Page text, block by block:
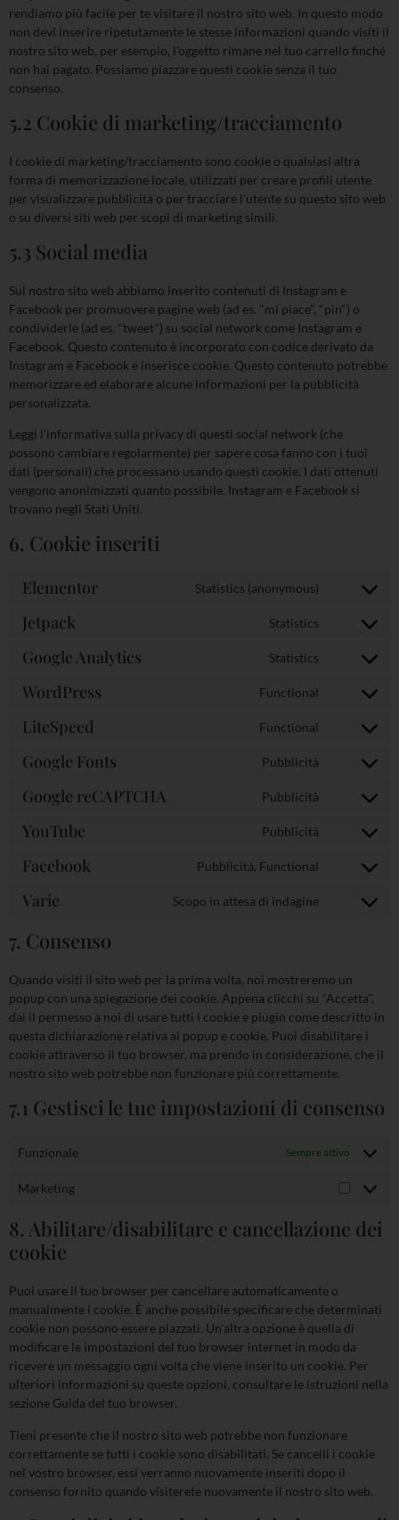
rendiamo più facile per te visitare il nostro sito web. In questo modo
non devi inserire ripetutamente le stesse informazioni quando visiti il
nostro sito web, per esempio, l'oggetto rimane nel tuo carrello finché
non hai pagato. Possiamo piazzare questi cookie senza il tuo
consenso.
5.2 Cookie di marketing/tracciamento
I cookie di marketing/tracciamento sono cookie o qualsiasi altra
forma di memorizzazione locale, utilizzati per creare profili utente
per visualizzare pubblicità o per tracciare l'utente su questo sito web
o su diversi siti web per scopi di marketing simili.
5.3 Social media
Sul nostro sito web abbiamo inserito contenuti di Instagram e
Facebook per promuovere pagine web (ad es. "mi piace", "pin") o
condividerle (ad es. "tweet") su social network come Instagram e
Facebook. Questo contenuto è incorporato con codice derivato da
Instagram e Facebook e inserisce cookie. Questo contenuto potrebbe
memorizzare ed elaborare alcune informazioni per la pubblicità
personalizzata.
Leggi l'informativa sulla privacy di questi social network (che
possono cambiare regolarmente) per sapere cosa fanno con i tuoi
dati (personali) che processano usando questi cookie. I dati ottenuti
vengono anonimizzati quanto possibile. Instagram e Facebook si
trovano negli Stati Uniti.
6. Cookie inseriti
Elementor Statistics (anonymous)
Jetpack Statistics
Google Analytics Statistics
WordPress Functional
LiteSpeed Functional
Google Fonts Pubblicità
Google reCAPTCHA Pubblicità
YouTube Pubblicità
Facebook Pubblicità, Functional
Varie Scopo in attesa di indagine
7. Consenso
Quando visiti il sito web per la prima volta, noi mostreremo un
popup con una spiegazione dei cookie. Appena clicchi su "Accetta",
dai il permesso a noi di usare tutti i cookie e plugin come descritto in
questa dichiarazione relativa ai popup e cookie. Puoi disabilitare i
cookie attraverso il tuo browser, ma prendo in considerazione, che il
nostro sito web potrebbe non funzionare più correttamente.
7.1 Gestisci le tue impostazioni di consenso
Funzionale Sempre attivo
Marketing
8. Abilitare/disabilitare e cancellazione dei
cookie
Puoi usare il tuo browser per cancellare automaticamente o
manualmente i cookie. È anche possibile specificare che determinati
cookie non possono essere piazzati. Un'altra opzione è quella di
modificare le impostazioni del tuo browser internet in modo da
ricevere un messaggio ogni volta che viene inserito un cookie. Per
ulteriori informazioni su queste opzioni, consultare le istruzioni nella
sezione Guida del tuo browser.
Tieni presente che il nostro sito web potrebbe non funzionare
correttamente se tutti i cookie sono disabilitati. Se cancelli i cookie
nel vostro browser, essi verranno nuovamente inseriti dopo il
consenso fornito quando visiterete nuovamente il nostro sito web.